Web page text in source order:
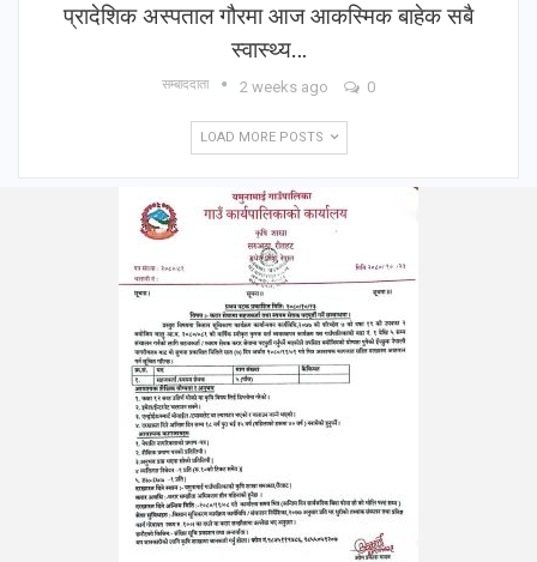
प्रादेशिक अस्पताल गौरमा आज आकस्मिक बाहेक सबै
स्वास्थ्य…
सम्बाददाता 2 weeks ago 0
LOAD MORE POSTS